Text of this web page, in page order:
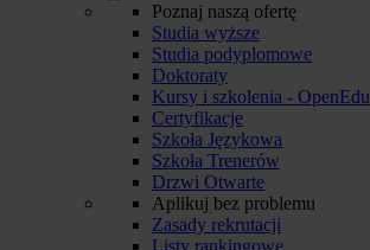
Poznaj naszą ofertę
Studia wyższe
Studia podyplomowe
Doktoraty
Kursy i szkolenia - OpenEdu
Certyfikacje
Szkoła Językowa
Szkoła Trenerów
Drzwi Otwarte
Aplikuj bez problemu
Zasady rekrutacji